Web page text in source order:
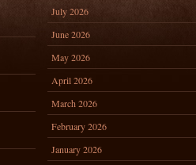
July 2026
June 2026
May 2026
April 2026
March 2026
February 2026
January 2026